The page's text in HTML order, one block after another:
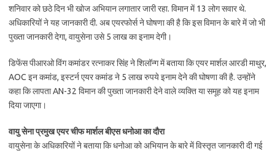
शनिवार को छठे दिन भी खोज अभियान लगातार जारी रहा. विमान में 13 लोग सवार थे.
अधिकारियों ने यह जानकारी दी. अब एयरफोर्स ने घोषणा की है कि इस विमान के बारे में जो भी
पुख्‍ता जानकारी देगा, वायुसेना उसे 5 लाख का इनाम देगी।
डिफेंस पीआरओ विंग कमांडर रत्नाकर सिंह ने शिलॉन्ग में बताया कि एयर मार्शल आरडी माथुर,
AOC इन कमांड, इस्टर्न एयर कमांड ने 5 लाख रुपये इनाम देने की घोषणा की है. उन्होंने
कहा कि लापता AN-32 विमान की पुख्ता जानकारी देने वाले व्यक्ति या समूह को यह इनाम
दिया जाएगा।
वायु सेना प्रमुख एयर चीफ मार्शल बीएस धनोआ का दौरा
वायुसेना के अधिकारियों ने बताया कि धनोआ को अभियान के बारे में विस्तृत जानकारी दी गई